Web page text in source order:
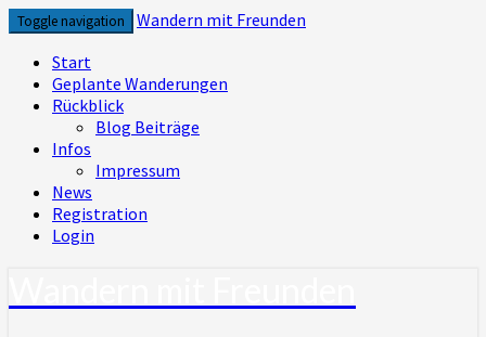
Skip
to
content
Toggle navigation
Wandern mit Freunden
Start
Geplante Wanderungen
Rückblick
Blog Beiträge
Infos
Impressum
News
Registration
Login